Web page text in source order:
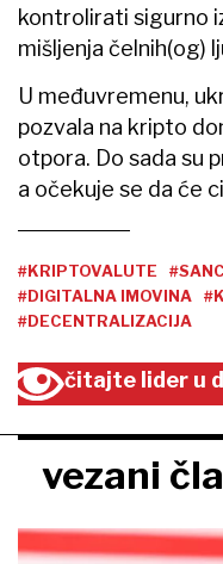
kontrolirati sigurno
mišljenja čelnih(og)
U međuvremenu,
pozvala na kripto
otpora. Do sada su
a očekuje se da će
#KRIPTOVALUTE
#DIGITALNA IMOVINA
#DECENTRALIZACIJA
čitajte lider u
vezani